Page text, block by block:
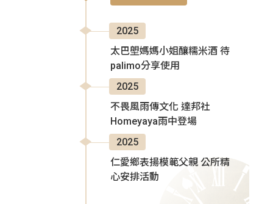
2025
太巴塱媽媽小姐釀糯米酒 待
palimo分享使用
2025
不畏風雨傳文化 達邦社
Homeyaya雨中登場
2025
仁愛鄉表揚模範父親 公所精
心安排活動